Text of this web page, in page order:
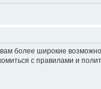
более широкие
с правилами и